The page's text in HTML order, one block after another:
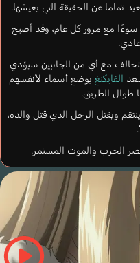
تماما عن الحقيقة التي يعيشها.
سوءًا مع مرور كل عام، وقد أصبح
مع أي من الجانبين سيؤدي
الفايكنغ بوضع أسماء لأنفسهم
طوال الطريق.
ويقتل الرجل الذي قتل والده،
الحرب والموت المستمر.